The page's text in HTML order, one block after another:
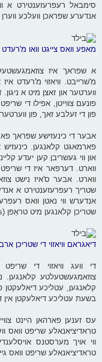
סימבאל רעפרעזענטירט א
אנדערע שפראכן וועלכע
מאפע וואס צייגט וואו מ'רעדט
א שפראך איז צוזאמגעשטעלט
מ'שרייבט. וויאזוי מ'רעדט
ווערטער און זאצן מיט א
פונעם צווייטן, אפילו די
פון די זעלבע זאך, פון
אבער די כינעזישע שפראך
פארמאגט קלאנגען. כינעזיש
און ווי געשריבן קען יעדע
ווארט. דערפאר איז די
ווארט. אבער ס'איז נישט
שטריך רעפרעזענטירט א
אנדערש ווי נאטן וואס
שטריכן קלאנגען מיט טראַפן (Syllables).
דיאגראם וויאזוי די שטריכן
די וועג וויאזוי די
צוזאמגעשטעלטע
קלאנגען, עטליכע דיאלעקטן
בשעת עטליכע דיאלעקטן אין דרום כינע
עס זענען פארהאן היינט
טראדיציאנאלע שריפט וואס
ווי אויך מערסטנס
טראדיציאנאלע שריפט וואס